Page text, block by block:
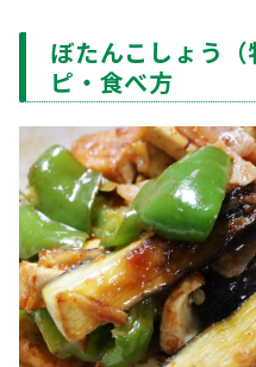
ぼたんこしょう
ピ・食べ方